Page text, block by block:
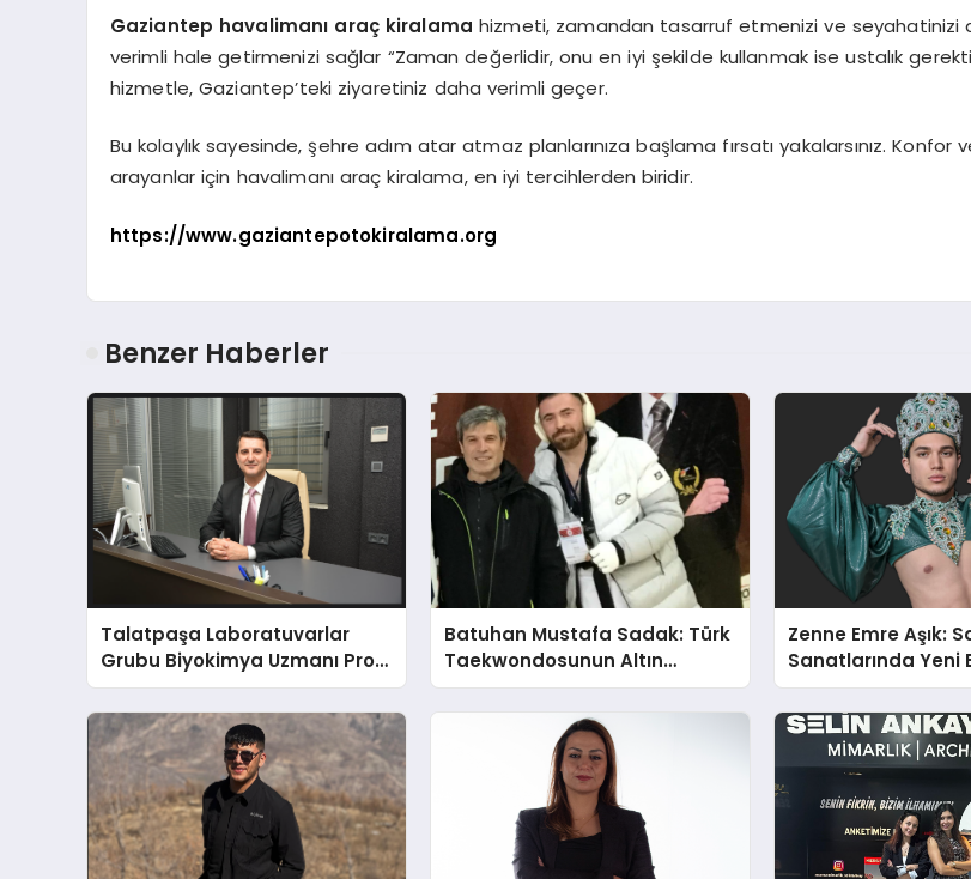
Gaziantep havalimanı araç kiralama hizmeti, zamandan tasarruf etmenizi ve seyahatinizi
verimli hale getirmenizi sağlar “Zaman değerlidir, onu en iyi şekilde kullanmak ise ustalık
hizmetle, Gaziantep’teki ziyaretiniz daha verimli geçer.
Bu kolaylık sayesinde, şehre adım atar atmaz planlarınıza başlama fırsatı yakalarsınız. Konfor
arayanlar için havalimanı araç kiralama, en iyi tercihlerden biridir.
https://www.gaziantepotokiralama.org
Benzer Haberler
Talatpaşa Laboratuvarlar
Grubu Biyokimya Uzmanı Prof.
Dr. Ahmet Var
Batuhan Mustafa Sadak: Türk
Taekwondosunun Altın
Yumruğu
Zenne Emre Aşık:
Sanatlarında Yeni